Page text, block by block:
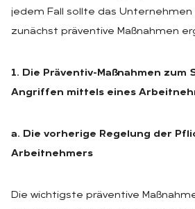
jedem Fall sollte das
zunächst präventive Maßnahmen
1. Die Präventiv-Maßnahmen
Angriffen mittels eines
a. Die vorherige Regelung der
Arbeitnehmers
Die wichtigste präventive